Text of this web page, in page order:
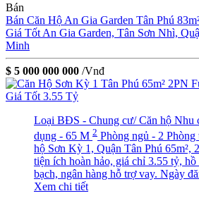
Bán
Bán Căn Hộ An Gia Garden Tân Phú
Giá Tốt An Gia Garden, Tân Sơn Nhì,
Minh
$ 5 000 000 000 /Vnđ
Loại BĐS - Chung cư/ Căn hộ Nhu
dụng - 65 M 2 Phòng ngủ - 2 Phòng
hộ Sơn Kỳ 1, Quận Tân Phú 65m²,
tiện ích hoàn hảo, giá chỉ 3.55 tỷ,
bạch, ngân hàng hỗ trợ vay. Ngày
Xem chi tiết